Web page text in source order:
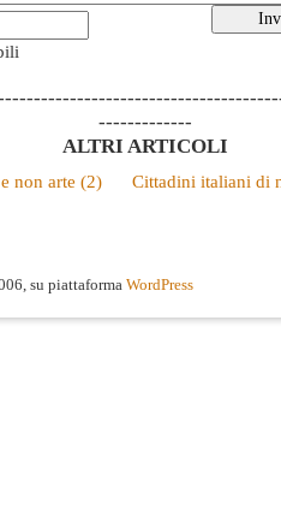
-------------
ALTRI ARTICOLI
non arte (2) Cittadini italiani di
su piattaforma WordPress